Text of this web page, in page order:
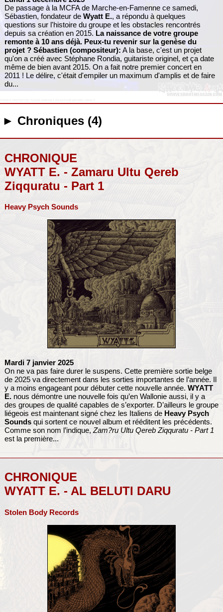
De passage à la MCFA de Marche-en-Famenne ce samedi,
Sébastien, fondateur de Wyatt E., a répondu à quelques
questions sur l'histoire du groupe et les obstacles rencontrés
depuis sa création en 2015. La naissance de votre groupe
remonte à 10 ans déjà. Peux-tu revenir sur la genèse du
projet ? Sébastien (compositeur): A la base, c'est un projet
qu'on a créé avec Stéphane Rondia, guitariste originel, et ça date
même de bien avant 2015. On a fait notre premier concert en
2011 ! Le délire, c'était d'empiler un maximum d'amplis et de faire
du...
► Chroniques (4)
CHRONIQUE
WYATT E. - Zamaru Ultu Qereb
Ziqquratu - Part 1
Heavy Psych Sounds
Mardi 7 janvier 2025
On ne va pas faire durer le suspens. Cette première sortie belge
de 2025 va directement dans les sorties importantes de l’année. Il
y a moins engageant pour débuter cette nouvelle année. WYATT
E.nous démontre une nouvelle fois qu’en Wallonie aussi, il y a
des groupes de qualité capables de s’exporter. D’ailleurs le groupe
liégeois est maintenant signé chez les Italiens de Heavy Psych
Soundsqui sortent ce nouvel album et rééditent les précédents.
Comme son nom l’indique, Zam?ru Ultu Qereb Ziqquratu - Part 1
est la première...
CHRONIQUE
WYATT E. - AL BELUTI DARU
Stolen Body Records